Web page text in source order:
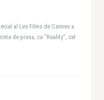
al Les Films de Cannes a
de presa, ca "Reality", cel